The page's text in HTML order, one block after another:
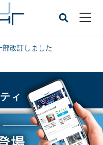
改訂しました
ィ